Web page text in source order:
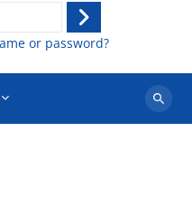
Log
in
or password?
Search